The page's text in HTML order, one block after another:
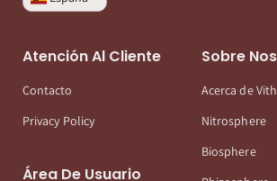
Atención Al Cliente
Contacto
Privacy Policy
Área De Usuario
Sobre
Acerca de
Nitrosphere
Biosphere